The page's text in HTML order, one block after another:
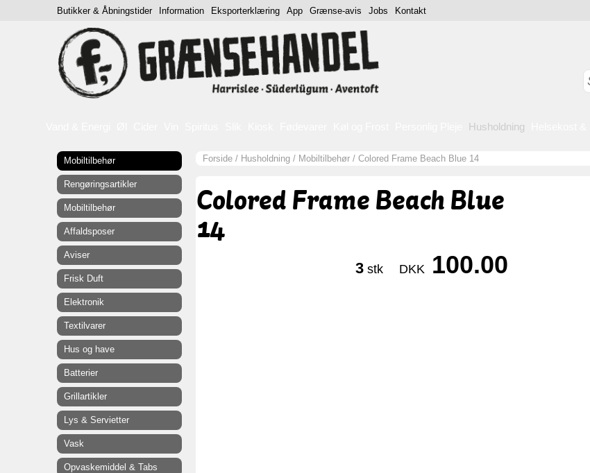
Husholdning
Forside / Husholdning / Mobiltilbehør / Colored Frame Beach Blue 14
Colored Frame Beach Blue
14
3 stk DKK 100.00
Mobiltilbehør
Rengøringsartikler
Mobiltilbehør
Affaldsposer
Aviser
Frisk Duft
Elektronik
Textilvarer
Hus og have
Batterier
Grillartikler
Lys & Servietter
Vask
Opvaskemiddel & Tabs
Butikker & Åbningstider Information Eksporterklæring App Grænse-avis Jobs Kontakt